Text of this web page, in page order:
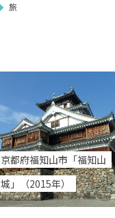
旅
京都府福知山市「福知山
城」（2015年）